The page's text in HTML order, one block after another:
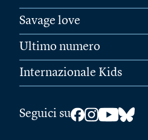
Savage love
Ultimo numero
Internazionale Kids
Seguici su